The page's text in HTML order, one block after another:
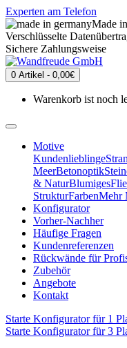
Experten am Telefon
Made
Verschlüsselte
Sichere Zahlungsweise
0 Artikel - 0,00€
Warenkorb ist noch
Motive
Kundenlieblinge
MeerBetonoptik
& NaturBlumiges
StrukturFarbenMehr
Konfigurator
Vorher-Nachher
Häufige Fragen
Kundenreferenzen
Rückwände für
Zubehör
Angebote
Kontakt
Starte Konfigurator für 1
Starte Konfigurator für 3